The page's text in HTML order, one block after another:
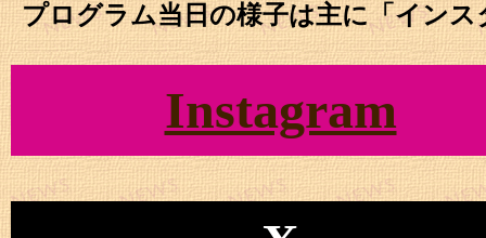
プログラム当日の様子は主に「イン
Instagram